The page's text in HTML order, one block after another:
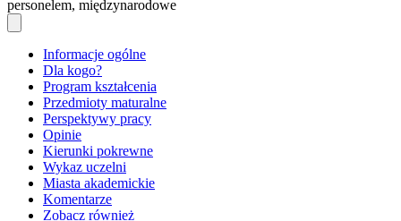
personelem, międzynarodowe
Informacje ogólne
Dla kogo?
Program kształcenia
Przedmioty maturalne
Perspektywy pracy
Opinie
Kierunki pokrewne
Wykaz uczelni
Miasta akademickie
Komentarze
Zobacz również